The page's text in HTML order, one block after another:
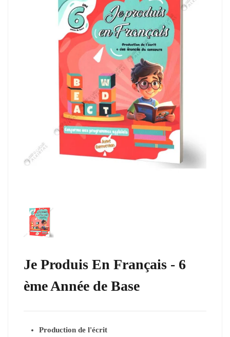
Je Produis En Français - 6
ème Année de Base
Production de l'écrit